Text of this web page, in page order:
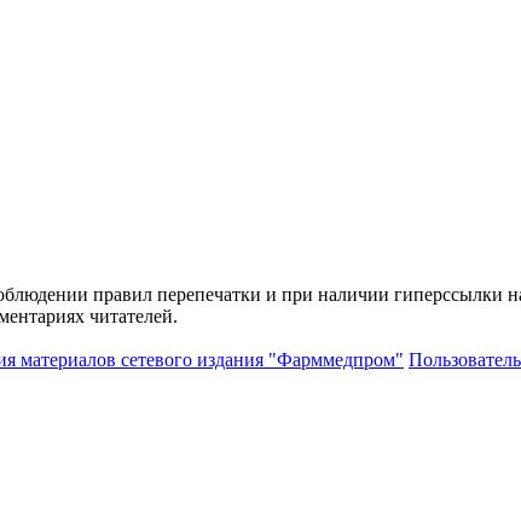
правил перепечатки и при наличии гиперссылки
читателей.
материалов сетевого издания "Фарммедпром"